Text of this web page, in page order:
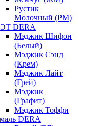
Рустик
Молочный (РМ)
DERA
Мэджик Шифон
(Белый)
Мэджик Сэнд
(Крем)
Мэджик Лайт
(Грей)
Мэджик
(Графит)
Мэджик Тоффи
DERA